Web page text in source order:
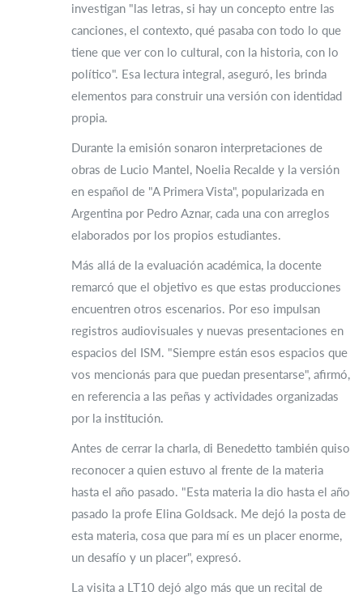
investigan "las letras, si hay un concepto entre las
canciones, el contexto, qué pasaba con todo lo que
tiene que ver con lo cultural, con la historia, con lo
político". Esa lectura integral, aseguró, les brinda
elementos para construir una versión con identidad
propia.
Durante la emisión sonaron interpretaciones de
obras de Lucio Mantel, Noelia Recalde y la versión
en español de "A Primera Vista", popularizada en
Argentina por Pedro Aznar, cada una con arreglos
elaborados por los propios estudiantes.
Más allá de la evaluación académica, la docente
remarcó que el objetivo es que estas producciones
encuentren otros escenarios. Por eso impulsan
registros audiovisuales y nuevas presentaciones en
espacios del ISM. "Siempre están esos espacios que
vos mencionás para que puedan presentarse", afirmó,
en referencia a las peñas y actividades organizadas
por la institución.
Antes de cerrar la charla, di Benedetto también quiso
reconocer a quien estuvo al frente de la materia
hasta el año pasado. "Esta materia la dio hasta el año
pasado la profe Elina Goldsack. Me dejó la posta de
esta materia, cosa que para mí es un placer enorme,
un desafío y un placer", expresó.
La visita a LT10 dejó algo más que un recital de